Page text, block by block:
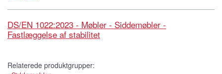
DS/EN 1022:2023 - Møbler - Siddemøbler -
Fastlæggelse af stabilitet
Relaterede produktgrupper: